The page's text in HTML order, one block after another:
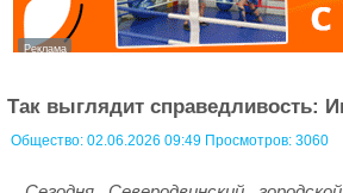
Так выглядит справедливость:
Общество: 02.06.2026 09:49 Просмотров: 3060